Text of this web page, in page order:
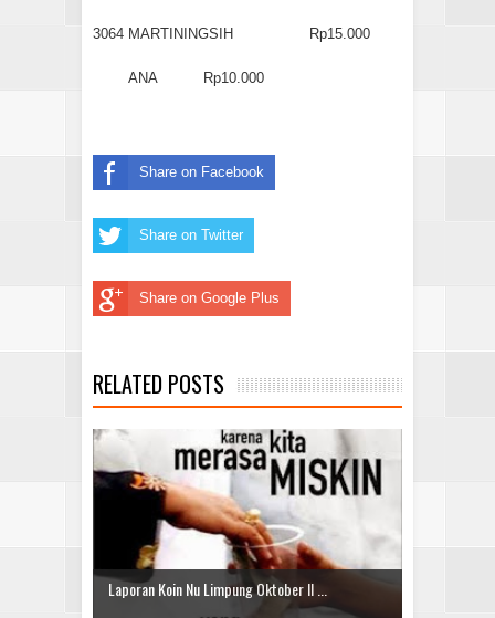
3064 MARTININGSIH Rp15.000
ANA Rp10.000
Share on Facebook
Share on Twitter
Share on Google Plus
RELATED POSTS
Laporan Koin Nu Limpung Oktober II ...